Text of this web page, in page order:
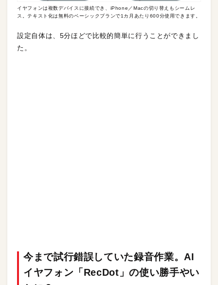
イヤフォンは複数デバイスに接続でき、iPhone／Macの切り替えもシームレ
ス。テキスト化は無料のベーシックプランで1カ月あたり600分使用できます。
設定自体は、5分ほどで比較的簡単に行うことができまし
た。
今まで試行錯誤していた録音作業。AI
イヤフォン「RecDot」の使い勝手やい